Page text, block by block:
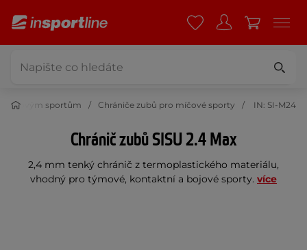
míčovým sportům Chrániče zubů pro míčové sporty IN: SI-M24
Chránič zubů SISU 2.4 Max
2,4 mm tenký chránič z termoplastického materiálu,
vhodný pro týmové, kontaktní a bojové sporty. více